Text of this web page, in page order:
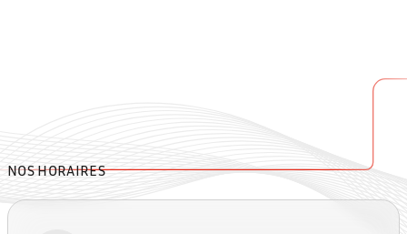
NOS HORAIRES